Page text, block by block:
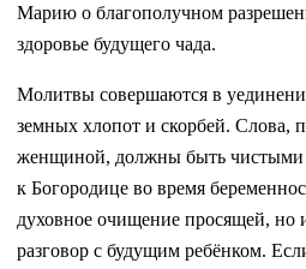
Марию о благополучном
здоровье будущего чада.
Молитвы совершаются в
земных хлопот и скорбей. Слова,
женщиной, должны быть
к Богородице во время
духовное очищение просящей, но
разговор с будущим ребёнком.